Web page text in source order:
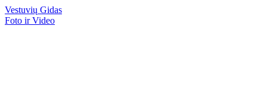
Vestuvių Gidas
Foto ir Video